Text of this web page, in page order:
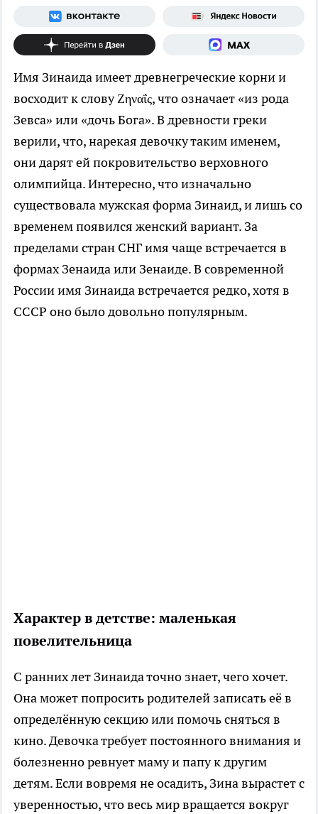
Имя Зинаида имеет древнегреческие корни и
восходит к слову Ζηναΐς, что означает «из рода
Зевса» или «дочь Бога». В древности греки
верили, что, нарекая девочку таким именем,
они дарят ей покровительство верховного
олимпийца. Интересно, что изначально
существовала мужская форма Зинаид, и лишь со
временем появился женский вариант. За
пределами стран СНГ имя чаще встречается в
формах Зенаида или Зенаиде. В современной
России имя Зинаида встречается редко, хотя в
СССР оно было довольно популярным.
Характер в детстве: маленькая
повелительница
С ранних лет Зинаида точно знает, чего хочет.
Она может попросить родителей записать её в
определённую секцию или помочь сняться в
кино. Девочка требует постоянного внимания и
болезненно ревнует маму и папу к другим
детям. Если вовремя не осадить, Зина вырастет с
уверенностью, что весь мир вращается вокруг